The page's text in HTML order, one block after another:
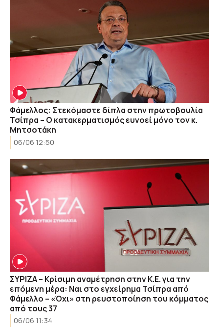
Φάμελλος: Στεκόμαστε δίπλα στην πρωτοβουλία
Τσίπρα – Ο κατακερματισμός ευνοεί μόνο τον κ.
Μητσοτάκη
06/06 12:50
ΣΥΡΙΖΑ – Κρίσιμη αναμέτρηση στην Κ.Ε. για την
επόμενη μέρα: Ναι στο εγχείρημα Τσίπρα από
Φάμελλο – «Όχι» στη ρευστοποίηση του κόμματος
από τους 37
06/06 11:34